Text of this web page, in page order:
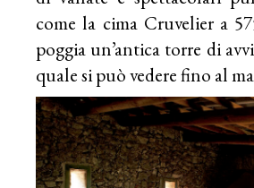
come la cima Cruvelier a
poggia un’antica torre di
quale si può vedere fino al